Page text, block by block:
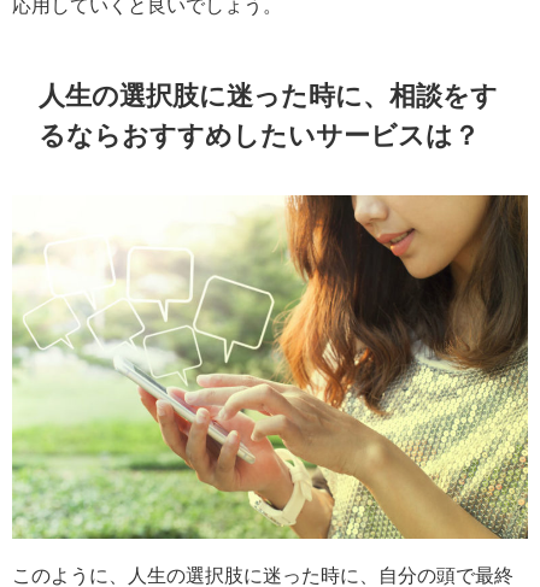
応用していくと良いでしょう。
人生の選択肢に迷った時に、相談をす
るならおすすめしたいサービスは？
このように、人生の選択肢に迷った時に、自分の頭で最終